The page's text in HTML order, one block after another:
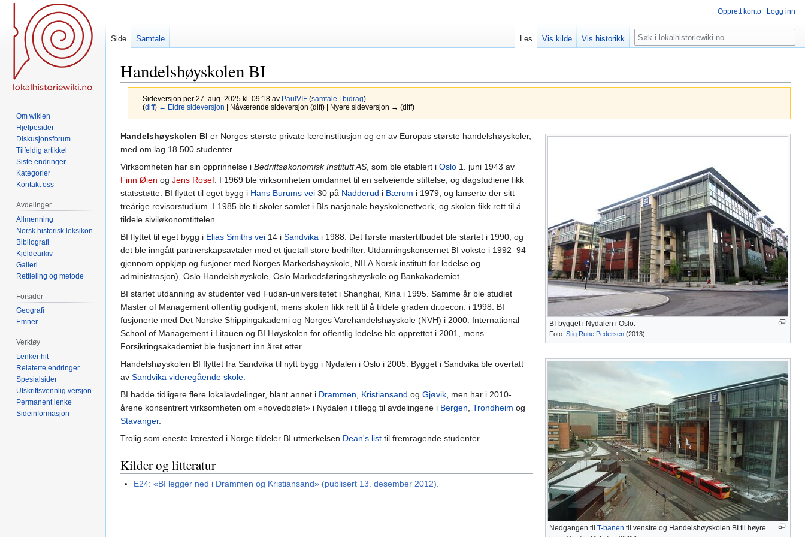
Handelshøyskolen BI
Sideversjon per 27. aug. 2025 kl. 09:18 av PaulVIF (samtale bidrag)
(diff) ← Eldre sideversjon | Nåværende sideversjon (diff) | Nyere sideversjon → (diff)
Hopp
til
navigering
Hopp
til
søk
BI-bygget i Nydalen i Oslo.
Foto: Stig Rune Pedersen (2013)
Nedgangen til T-banen til venstre og Handelshøyskolen BI til høyre.
Handelshøyskolen BI er Norges største private læreinstitusjon og en av Europas største handelshøyskoler,
med om lag 18 500 studenter.
Virksomheten har sin opprinnelse i Bedriftsøkonomisk Institutt AS , som ble etablert i Oslo 1. juni 1943 av
Finn Øien og Jens Rosef . I 1969 ble virksomheten omdannet til en selveiende stiftelse, og dagstudiene fikk
statsstøtte. BI flyttet til eget bygg i Hans Burums vei 30 på Nadderud i Bærum i 1979, og lanserte der sitt
treårige revisorstudium. I 1985 ble ti skoler samlet i BIs nasjonale høyskolenettverk, og skolen fikk rett til å
tildele siviløkonomtittelen.
BI flyttet til eget bygg i Elias Smiths vei 14 i Sandvika i 1988. Det første mastertilbudet ble startet i 1990, og
det ble inngått partnerskapsavtaler med et tjuetall store bedrifter. Utdanningskonsernet BI vokste i 1992–94
gjennom oppkjøp og fusjoner med Norges Markedshøyskole, NILA Norsk institutt for ledelse og
administrasjon), Oslo Handelshøyskole, Oslo Markedsføringshøyskole og Bankakademiet.
BI startet utdanning av studenter ved Fudan-universitetet i Shanghai, Kina i 1995. Samme år ble studiet
Master of Management offentlig godkjent, mens skolen fikk rett til å tildele graden dr.oecon. i 1998. BI
fusjonerte med Det Norske Shippingakademi og Norges Varehandelshøyskole (NVH) i 2000. International
School of Management i Litauen og BI Høyskolen for offentlig ledelse ble opprettet i 2001, mens
Forsikringsakademiet ble fusjonert inn året etter.
Handelshøyskolen BI flyttet fra Sandvika til nytt bygg i Nydalen i Oslo i 2005. Bygget i Sandvika ble overtatt
av Sandvika videregående skole
BI hadde tidligere flere lokalavdelinger, blant annet i Drammen Kristiansand og Gjøvik , men har i 2010-
årene konsentrert virksomheten om «hovedbølet» i Nydalen i tillegg til avdelingene i Bergen Trondheim og
Stavanger.
Trolig som eneste lærested i Norge tildeler BI utmerkelsen Dean's list til fremragende studenter.
Kilder og litteratur
E24: «BI legger ned i Drammen og Kristiansand» (publisert 13. desember 2012).
Opprett konto Logg inn
Side Samtale Les Vis kilde Vis historikk Søk
Om wikien
Hjelpesider
Diskusjonsforum
Tilfeldig artikkel
Siste endringer
Kategorier
Kontakt oss
Avdelinger
Allmenning
Norsk historisk leksikon
Bibliografi
Kjeldearkiv
Galleri
Rettleiing og metode
Forsider
Geografi
Emner
Verktøy
Lenker hit
Relaterte endringer
Spesialsider
Utskriftsvennlig versjon
Permanent lenke
Sideinformasjon